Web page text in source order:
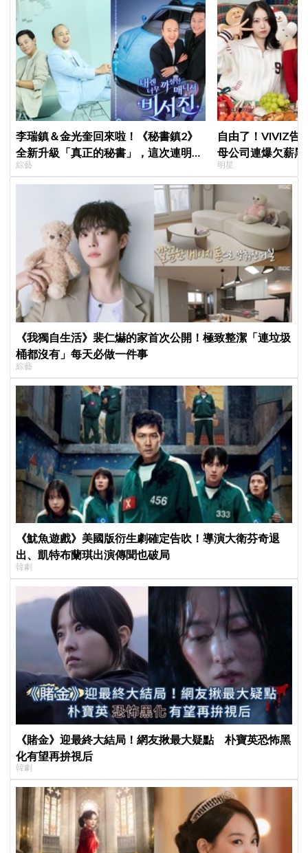
李瑞鎮＆金光奎回來啦！《秘書鎮2》
全新升級「真正的秘書」，這次連明星
私生活都包辦！8月28日首播
綜藝
自由了！VIVIZ告
母公司連爆欠薪
李昇基集體逃亡
明星
《我獨自生活》裴仁爀的家首次公開！極致整潔「連垃圾
桶都沒有」每天必做一件事
綜藝
《魷魚遊戲》美國版衍生劇確定告吹！導演大衛芬奇退
出、凱特布蘭琪出演傳聞也破局
韓劇
《賭金》迎最終大結局！網友揪最大疑點 朴寶英恐怖黑
化有望再拚視后
韓劇